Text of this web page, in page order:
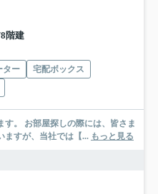
階建
ター
宅配ボックス
皆さま
ますが、当社では【... もっと見る